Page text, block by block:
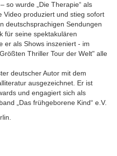
so wurde „Die Therapie“ als
Video produziert und stieg sofort
deutschsprachigen Sendungen
für seine spektakulären
er als Shows inszeniert - im
Thriller Tour der Welt" alle
deutscher Autor mit dem
ausgezeichnet. Er ist
und engagiert sich als
„Das frühgeborene Kind“ e.V.